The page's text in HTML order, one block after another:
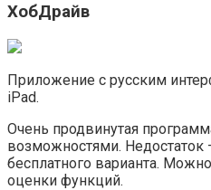
ХобДрайв
Приложение с русским
iPad.
Очень продвинутая
возможностями. Недостаток
бесплатного варианта.
оценки функций.